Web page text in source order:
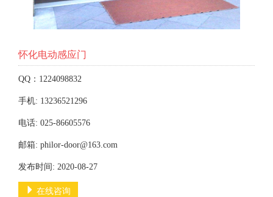
怀化电动感应门
QQ：1224098832
手机: 13236521296
电话: 025-86605576
邮箱: philor-door@163.com
发布时间: 2020-08-27
在线咨询